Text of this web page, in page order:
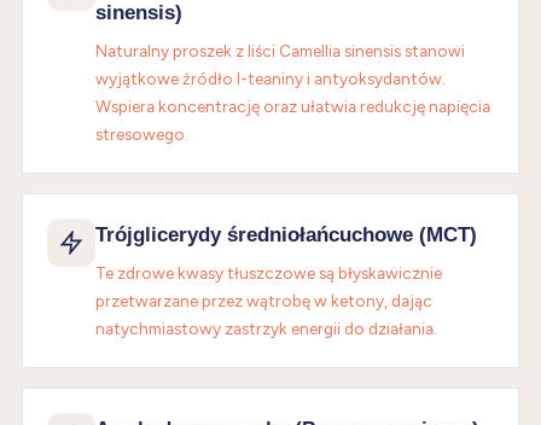
sinensis)
Naturalny proszek z liści Camellia sinensis stanowi
wyjątkowe źródło l-teaniny i antyoksydantów.
Wspiera koncentrację oraz ułatwia redukcję napięcia
stresowego.
Trójglicerydy średniołańcuchowe (MCT)
Te zdrowe kwasy tłuszczowe są błyskawicznie
przetwarzane przez wątrobę w ketony, dając
natychmiastowy zastrzyk energii do działania.